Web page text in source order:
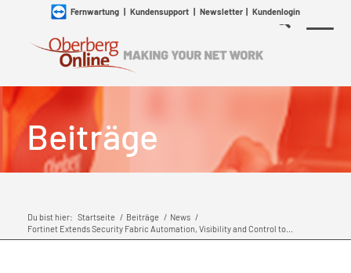
Fernwartung| Kundensupport| Newsletter| Kundenlogin
Beiträge
Du bist hier: Startseite / Beiträge / News /
Fortinet Extends Security Fabric Automation, Visibility and Control to...